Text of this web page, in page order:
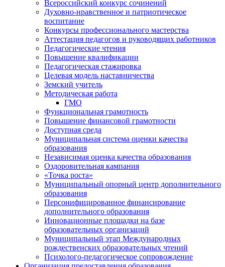
Всероссийский конкурс сочинений
Духовно-нравственное и патриотическое
воспитание
Конкурсы профессионального мастерства
Аттестация педагогов и руководящих работников
Педагогические чтения
Повышение квалификации
Педагогическая стажировка
Целевая модель наставничества
Земский учитель
Методическая работа
ГМО
Функциональная грамотность
Повышение финансовой грамотности
Доступная среда
Муниципальная система оценки качества
образования
Независимая оценка качества образования
Оздоровительная кампания
«Точка роста»
Муниципальный опорный центр дополнительного
образования
Персонифицированное финансирование
дополнительного образования
Инновационные площадки на базе
образовательных организаций
Муниципальный этап Международных
рождественских образовательных чтений
Психолого-педагогическое сопровождение